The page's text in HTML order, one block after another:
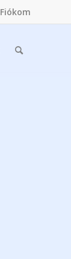
Fiókom